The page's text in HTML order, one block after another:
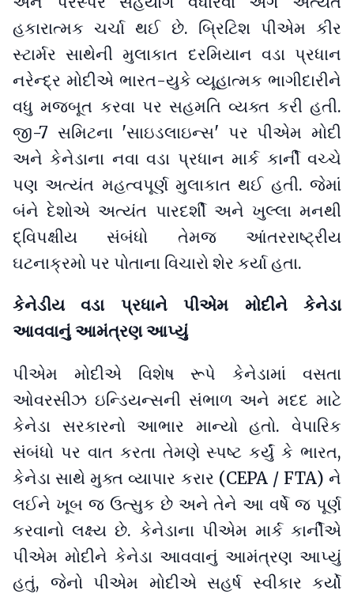
હકારાત્મક ચર્ચા થઈ છે. બ્રિટિશ પીએમ કીર
સ્ટાર્મર સાથેની મુલાકાત દરમિયાન વડા પ્રધાન
નરેન્દ્ર મોદીએ ભારત-યુકે વ્યૂહાત્મક ભાગીદારીને
વધુ મજબૂત કરવા પર સહમતિ વ્યક્ત કરી હતી.
જી-7 સમિટના 'સાઇડલાઇન્સ' પર પીએમ મોદી
અને કેનેડાના નવા વડા પ્રધાન માર્ક કાર્ની વચ્ચે
પણ અત્યંત મહત્વપૂર્ણ મુલાકાત થઈ હતી. જેમાં
બંને દેશોએ અત્યંત પારદર્શી અને ખુલ્લા મનથી
દ્વિપક્ષીય સંબંધો તેમજ આંતરરાષ્ટ્રીય
ઘટનાક્રમો પર પોતાના વિચારો શેર કર્યા હતા.
કેનેડીય વડા પ્રધાને પીએમ મોદીને કેનેડા
આવવાનું આમંત્રણ આપ્યું
પીએમ મોદીએ વિશેષ રૂપે કેનેડામાં વસતા
ઓવરસીઝ ઇન્ડિયન્સની સંભાળ અને મદદ માટે
કેનેડા સરકારનો આભાર માન્યો હતો. વેપારિક
સંબંધો પર વાત કરતા તેમણે સ્પષ્ટ કર્યું કે ભારત,
કેનેડા સાથે મુક્ત વ્યાપાર કરાર (CEPA / FTA) ને
લઈને ખૂબ જ ઉત્સુક છે અને તેને આ વર્ષે જ પૂર્ણ
કરવાનો લક્ષ્ય છે. કેનેડાના પીએમ માર્ક કાર્નીએ
પીએમ મોદીને કેનેડા આવવાનું આમંત્રણ આપ્યું
હતું, જેનો પીએમ મોદીએ સહર્ષ સ્વીકાર કર્યો